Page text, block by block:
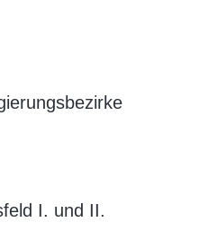
I. und II.